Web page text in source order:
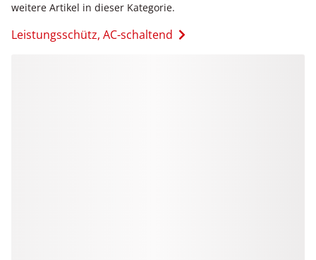
weitere Artikel in dieser Kategorie.
Leistungsschütz, AC-schaltend